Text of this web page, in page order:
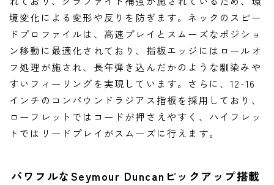
境変化による変形や反りを防ぎます。ネックのスピー
ドプロファイルは、高速プレイとスムーズなポジショ
ン移動に最適化されており、指板エッジにはロールオ
フ処理が施され、長年弾き込んだかのような馴染みや
すいフィーリングを実現しています。さらに、12-16
インチのコンパウンドラジアス指板を採用しており、
ローフレットではコードが押さえやすく、ハイフレッ
トではリードプレイがスムーズに行えます。
パワフルなSeymour Duncanピックアップ搭載